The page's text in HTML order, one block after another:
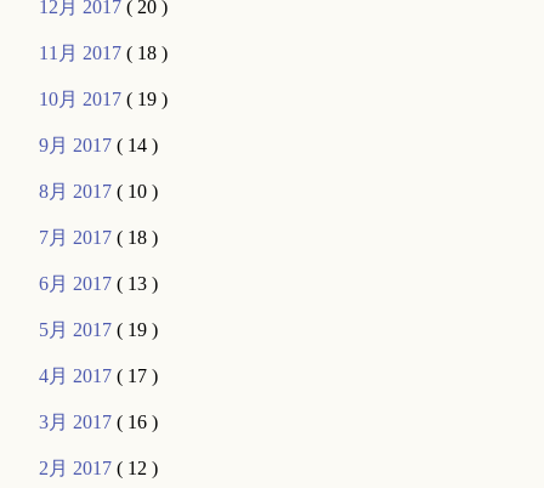
12月 2017( 20 )
11月 2017( 18 )
10月 2017( 19 )
9月 2017( 14 )
8月 2017( 10 )
7月 2017( 18 )
6月 2017( 13 )
5月 2017( 19 )
4月 2017( 17 )
3月 2017( 16 )
2月 2017( 12 )